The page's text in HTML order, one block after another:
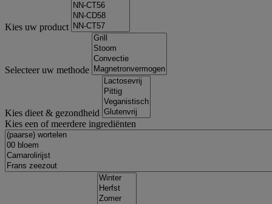
Kies uw product
Selecteer uw methode
Kies dieet & gezondheid
Kies een of meerdere ingrediënten